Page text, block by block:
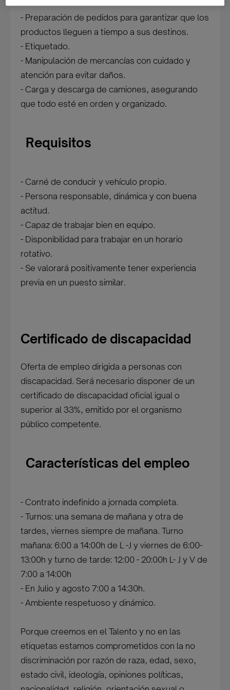
- Preparación de pedidos para garantizar que los
productos lleguen a tiempo a sus destinos.
- Etiquetado.
- Manipulación de mercancías con cuidado y
atención para evitar daños.
- Carga y descarga de camiones, asegurando
que todo esté en orden y organizado.
Requisitos
- Carné de conducir y vehículo propio.
- Persona responsable, dinámica y con buena
actitud.
- Capaz de trabajar bien en equipo.
- Disponibilidad para trabajar en un horario
rotativo.
- Se valorará positivamente tener experiencia
previa en un puesto similar.
Certificado de discapacidad
Oferta de empleo dirigida a personas con
discapacidad. Será necesario disponer de un
certificado de discapacidad oficial igual o
superior al 33%, emitido por el organismo
público competente.
Características del empleo
- Contrato indefinido a jornada completa.
- Turnos: una semana de mañana y otra de
tardes, viernes siempre de mañana. Turno
mañana: 6:00 a 14:00h de L -J y viernes de 6:00-
13:00h y turno de tarde: 12:00 - 20:00h L- J y V de
7:00 a 14:00h
- En Julio y agosto 7:00 a 14:30h.
- Ambiente respetuoso y dinámico.
Porque creemos en el Talento y no en las
etiquetas estamos comprometidos con la no
discriminación por razón de raza, edad, sexo,
estado civil, ideología, opiniones políticas,